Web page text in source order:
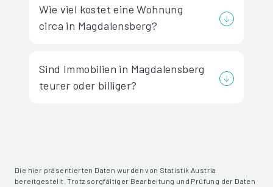
Wie viel kostet eine Wohnung
circa in Magdalensberg?
Sind Immobilien in Magdalensberg
teurer oder billiger?
Die hier präsentierten Daten wurden von Statistik Austria
bereitgestellt. Trotz sorgfältiger Bearbeitung und Prüfung der Daten